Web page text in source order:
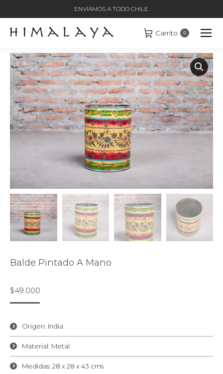
ENVIAMOS A TODO CHILE.
Carrito 0
Balde Pintado A Mano
$49.000
Origen: India
Material: Metal
Medidas: 28 x 28 x 43 cms